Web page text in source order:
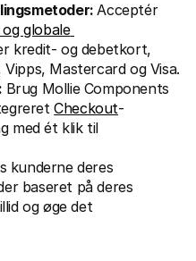
Acceptér
globale
kredit- og debetkort,
Mastercard og Visa.
Brug Mollie Components
Checkout-
med ét klik til
kunderne deres
baseret på deres
og øge det